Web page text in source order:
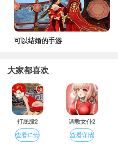
可以结婚的手游
大家都喜欢
打屁股2
查看详情
调教女仆2
查看详情